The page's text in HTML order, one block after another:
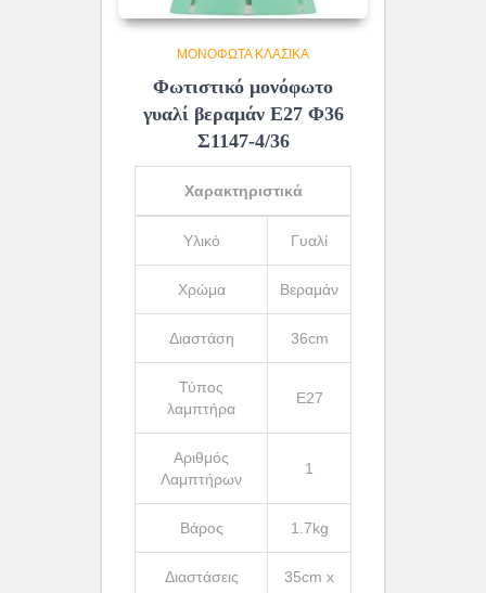
ΜΟΝΌΦΩΤΑ ΚΛΑΣΙΚΆ
Φωτιστικό μονόφωτο
γυαλί βεραμάν Ε27 Φ36
Σ1147-4/36
Χαρακτηριστικά
Υλικό Γυαλί
Χρώμα Βεραμάν
Διαστάση 36cm
Τύπος
λαμπτήρα
Ε27
Αριθμός
Λαμπτήρων
1
Βάρος 1.7kg
Διαστάσεις
35cm x